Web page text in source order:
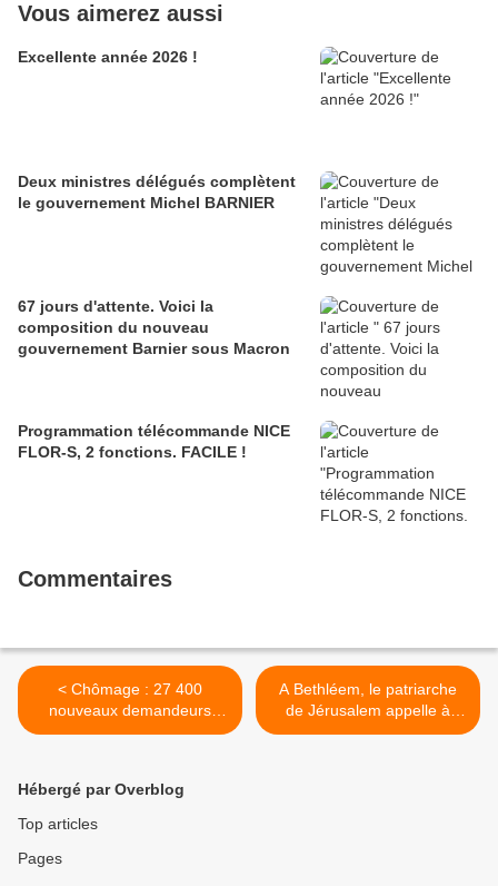
Vous aimerez aussi
Excellente année 2026 !
Deux ministres délégués complètent
le gouvernement Michel BARNIER
67 jours d'attente. Voici la
composition du nouveau
gouvernement Barnier sous Macron
Programmation télécommande NICE
FLOR-S, 2 fonctions. FACILE !
Commentaires
< Chômage : 27 400
nouveaux demandeurs
d'emploi en novembre
A Bethléem, le patriarche
de Jérusalem appelle à
reconstruire Gaza >
Hébergé par Overblog
Top articles
Pages